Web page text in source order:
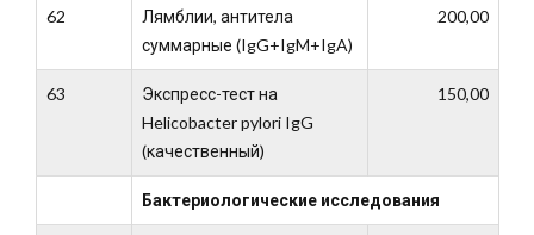
62
Лямблии, антитела
суммарные (IgG+IgM+IgA)
200,00
63
Экспресс-тест на
Helicobacter pylori IgG
(качественный)
150,00
Бактериологические исследования